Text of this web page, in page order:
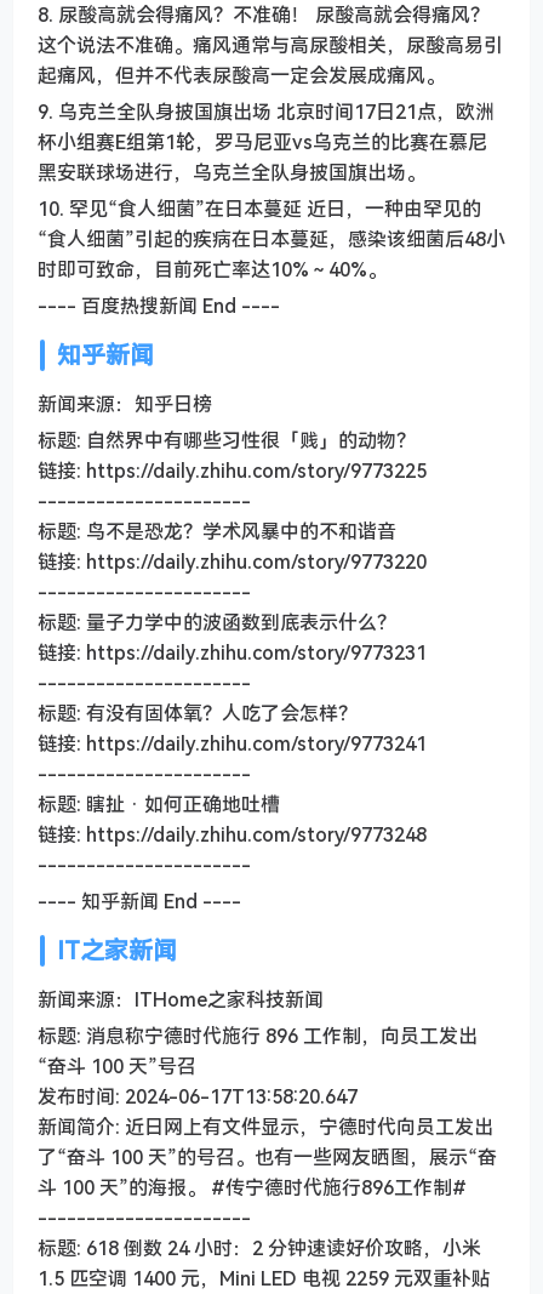
8. 尿酸高就会得痛风？不准确！ 尿酸高就会得痛风？
这个说法不准确。痛风通常与高尿酸相关，尿酸高易引
起痛风，但并不代表尿酸高一定会发展成痛风。
9. 乌克兰全队身披国旗出场 北京时间17日21点，欧洲
杯小组赛E组第1轮，罗马尼亚vs乌克兰的比赛在慕尼
黑安联球场进行，乌克兰全队身披国旗出场。
10. 罕见“食人细菌”在日本蔓延 近日，一种由罕见的
“食人细菌”引起的疾病在日本蔓延，感染该细菌后48小
时即可致命，目前死亡率达10%～40%。
---- 百度热搜新闻 End ----
知乎新闻
新闻来源：知乎日榜
标题: 自然界中有哪些习性很「贱」的动物？
链接: https://daily.zhihu.com/story/9773225
----------------------
标题: 鸟不是恐龙？学术风暴中的不和谐音
链接: https://daily.zhihu.com/story/9773220
----------------------
标题: 量子力学中的波函数到底表示什么？
链接: https://daily.zhihu.com/story/9773231
----------------------
标题: 有没有固体氧？人吃了会怎样？
链接: https://daily.zhihu.com/story/9773241
----------------------
标题: 瞎扯 · 如何正确地吐槽
链接: https://daily.zhihu.com/story/9773248
----------------------
---- 知乎新闻 End ----
IT之家新闻
新闻来源：ITHome之家科技新闻
标题: 消息称宁德时代施行 896 工作制，向员工发出
“奋斗 100 天”号召
发布时间: 2024-06-17T13:58:20.647
新闻简介: 近日网上有文件显示，宁德时代向员工发出
了“奋斗 100 天”的号召。也有一些网友晒图，展示“奋
斗 100 天”的海报。 #传宁德时代施行896工作制#
----------------------
标题: 618 倒数 24 小时：2 分钟速读好价攻略，小米
1.5 匹空调 1400 元，Mini LED 电视 2259 元双重补贴